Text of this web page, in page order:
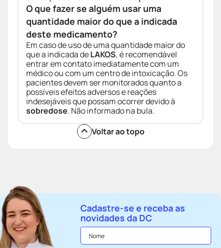
O que fazer se alguém usar uma
quantidade maior do que a indicada
deste medicamento?
Em caso de uso de uma quantidade maior do
que a indicada deLAKOS, é recomendável
entrar em contato imediatamente com um
médico ou com um centro de intoxicação. Os
pacientes devem ser monitorados quanto a
possíveis efeitos adversos e reações
indesejáveis que possam ocorrer devido à
sobredose. Não informado na bula.
Voltar ao topo
Cadastre-se e receba as
novidades da DC